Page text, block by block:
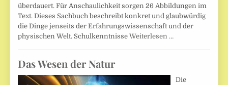
überdauert. Für Anschaulichkeit sorgen 26 Abbildungen im
Text. Dieses Sachbuch beschreibt konkret und glaubwürdig
die Dinge jenseits der Erfahrungswissenschaft und der
physischen Welt. SchulkenntnisseWeiterlesen …
Das Wesen der Natur
Die